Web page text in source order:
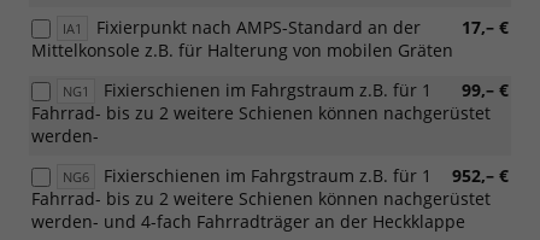
IA1 17,– €
Fixierpunkt nach AMPS-Standard an der
Mittelkonsole z.B. für Halterung von mobilen Gräten
NG1 99,– €
Fixierschienen im Fahrgstraum z.B. für 1
Fahrrad- bis zu 2 weitere Schienen können nachgerüstet
werden-
NG6 952,– €
Fixierschienen im Fahrgstraum z.B. für 1
Fahrrad- bis zu 2 weitere Schienen können nachgerüstet
werden- und 4-fach Fahrradträger an der Heckklappe